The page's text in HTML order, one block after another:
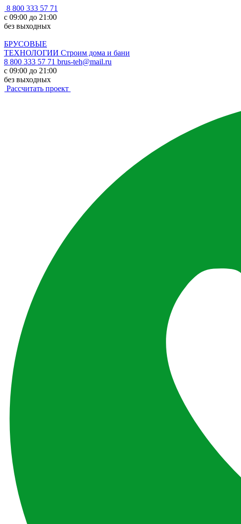
8 800 333 57 71
с 09:00 до 21:00
без выходных
БРУСОВЫЕ
ТЕХНОЛОГИИ Строим дома и бани
8 800 333 57 71 brus-teh@mail.ru
с 09:00 до 21:00
без выходных
Рассчитать проект